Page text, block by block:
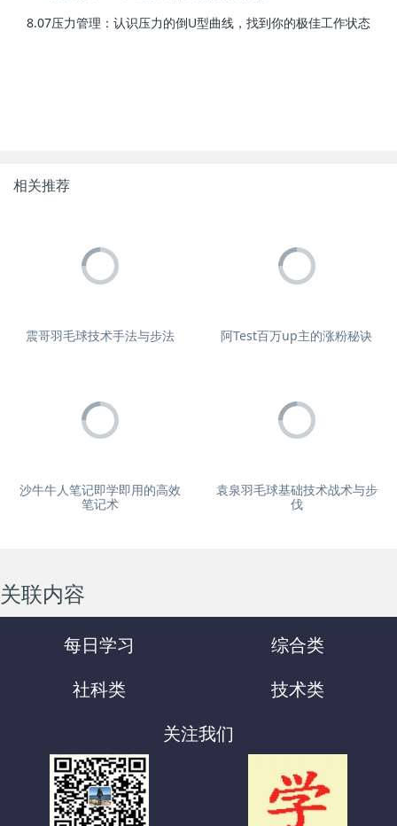
8.07压力管理：认识压力的倒U型曲线，找到你的极佳工作状态
相关推荐
震哥羽毛球技术手法与步法 阿Test百万up主的涨粉秘诀
沙牛牛人笔记即学即用的高效
笔记术
袁泉羽毛球基础技术战术与步
伐
关联内容
每日学习
综合类
社科类
技术类
关注我们